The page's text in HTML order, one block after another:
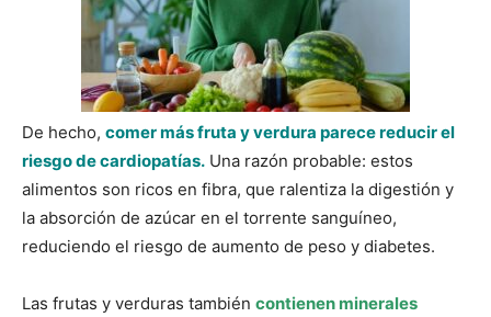
De hecho, comer más fruta y verdura parece reducir el
riesgo de cardiopatías. Una razón probable: estos
alimentos son ricos en fibra, que ralentiza la digestión y
la absorción de azúcar en el torrente sanguíneo,
reduciendo el riesgo de aumento de peso y diabetes.
Las frutas y verduras también contienen minerales